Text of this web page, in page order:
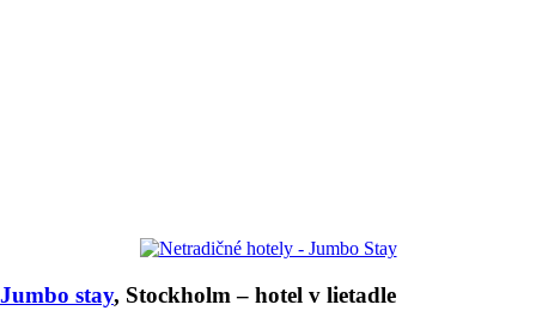
Jumbo stay, Stockholm – hotel v lietadle